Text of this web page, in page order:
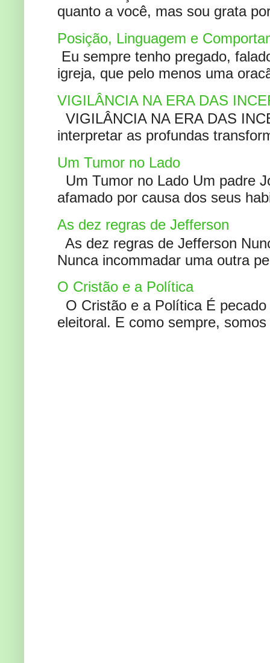
quanto a você, mas sou grata
Posição, Linguagem e
Eu sempre tenho pregado,
igreja, que pelo menos uma
VIGILÂNCIA NA ERA DAS
VIGILÂNCIA NA ERA DAS
interpretar as profundas
Um Tumor no Lado
Um Tumor no Lado Um padre
afamado por causa dos seus
As dez regras de Jefferson
As dez regras de Jefferson
Nunca incommadar uma outra
O Cristão e a Política
O Cristão e a Política É
eleitoral. E como sempre,